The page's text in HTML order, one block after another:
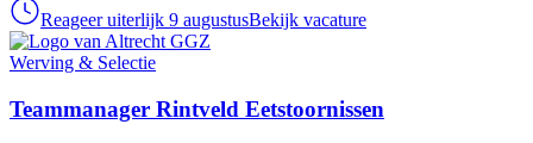
Reageer uiterlijk 9 augustusBekijk vacature
Werving & Selectie
Teammanager Rintveld Eetstoornissen